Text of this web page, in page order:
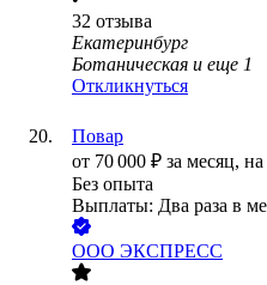
32 отзыва
Екатеринбург
Ботаническая и еще 1
Откликнуться
Повар
от 70 000 ₽ за месяц, на
Без опыта
Выплаты: Два раза в
ООО ЭКСПРЕСС